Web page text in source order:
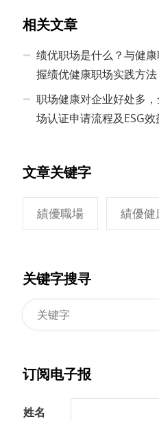
相关文章
绩优职场是什么？与健
握绩优健康职场实践方法
职场健康对企业好处多
场认证申请流程及ESG效
文章关键字
績優職場 績優健
关键字搜寻
订阅电子报
姓名